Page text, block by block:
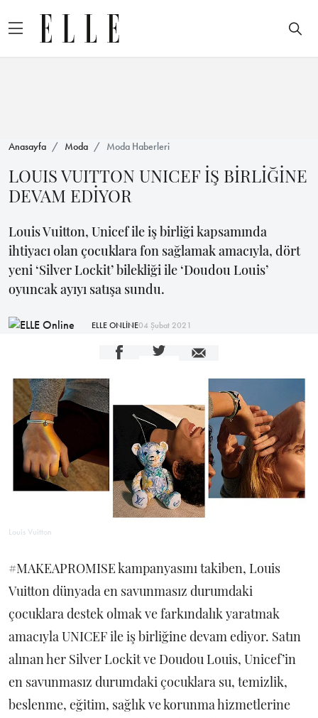
Anasayfa Moda Moda Haberleri
LOUIS VUITTON UNICEF İŞ BİRLİĞİNE
DEVAM EDİYOR
Louis Vuitton, Unicef ile iş birliği kapsamında
ihtiyacı olan çocuklara fon sağlamak amacıyla, dört
yeni ‘Silver Lockit’ bilekliği ile ‘Doudou Louis’
oyuncak ayıyı satışa sundu.
ELLE ONLİNE04 Şubat 2021
Louis Vuitton
#MAKEAPROMISE kampanyasını takiben, Louis
Vuitton dünyada en savunmasız durumdaki
çocuklara destek olmak ve farkındalık yaratmak
amacıyla UNICEF ile iş birliğine devam ediyor. Satın
alınan her Silver Lockit ve Doudou Louis, Unicef’in
en savunmasız durumdaki çocuklara su, temizlik,
beslenme, eğitim, sağlık ve korunma hizmetlerine